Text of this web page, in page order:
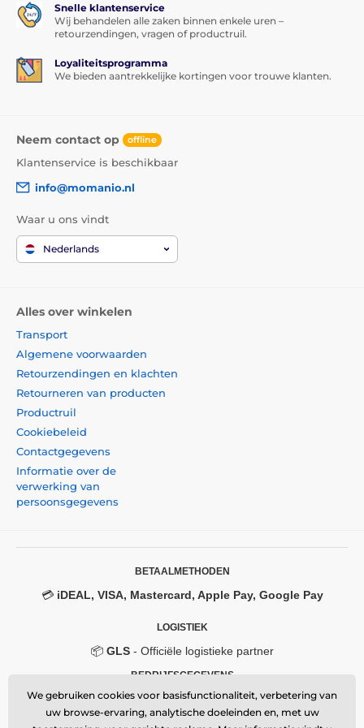
Snelle klantenservice
Wij behandelen alle zaken binnen enkele uren –
retourzendingen, vragen of productruil.
Loyaliteitsprogramma
We bieden aantrekkelijke kortingen voor trouwe klanten.
Neem contact op offline
Klantenservice is beschikbaar
info@momanio.nl
Waar u ons vindt
Nederlands
Alles over winkelen
Transport
Algemene voorwaarden
Retourzendingen en klachten
Retourneren van producten
Productruil
Cookiebeleid
Contactgegevens
Informatie over de
verwerking van
persoonsgegevens
BETAALMETHODEN
💳 iDEAL, VISA, Mastercard, Apple Pay, Google Pay
LOGISTIEK
📦 GLS- Officiële logistieke partner
BEDRIJFSGEGEVENS
Momanio s.r.o.
Okružní 361/14, 747 18, Píšť, Czech Republic
We gebruiken cookies voor basisfunctionaliteit, verbetering van
uw browse-ervaring, analytische doeleinden en, met uw